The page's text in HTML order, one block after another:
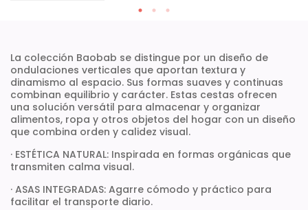
La colección Baobab se distingue por un diseño de
ondulaciones verticales que aportan textura y
dinamismo al espacio. Sus formas suaves y continuas
combinan equilibrio y carácter. Estas cestas ofrecen
una solución versátil para almacenar y organizar
alimentos, ropa y otros objetos del hogar con un diseño
que combina orden y calidez visual.
· ESTÉTICA NATURAL: Inspirada en formas orgánicas que
transmiten calma visual.
· ASAS INTEGRADAS: Agarre cómodo y práctico para
facilitar el transporte diario.